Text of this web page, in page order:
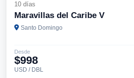
10 días
Maravillas del Caribe V
Santo Domingo
Desde
$998
USD / DBL